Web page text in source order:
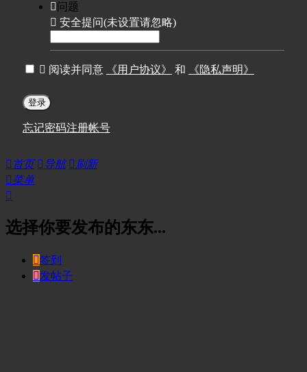
问题
 安全提问(未设置请忽略)
 阅读并同意 《用户协议》 和 《隐私声明》
登录
忘记密码注册帐号
 首页 导航  刷新
菜单

选择你要发布的东东...
签到
发帖子